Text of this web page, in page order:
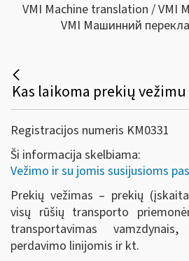
VMI Machine translation / VMI
VMI Машинний
Registracijos numeris KM0331
Ši informacija skelbiama:
Vežimo ir su jomis susijusioms
Prekių vežimas – prekių
visų rūšių transporto
transportavimas
perdavimo linijomis ir kt.